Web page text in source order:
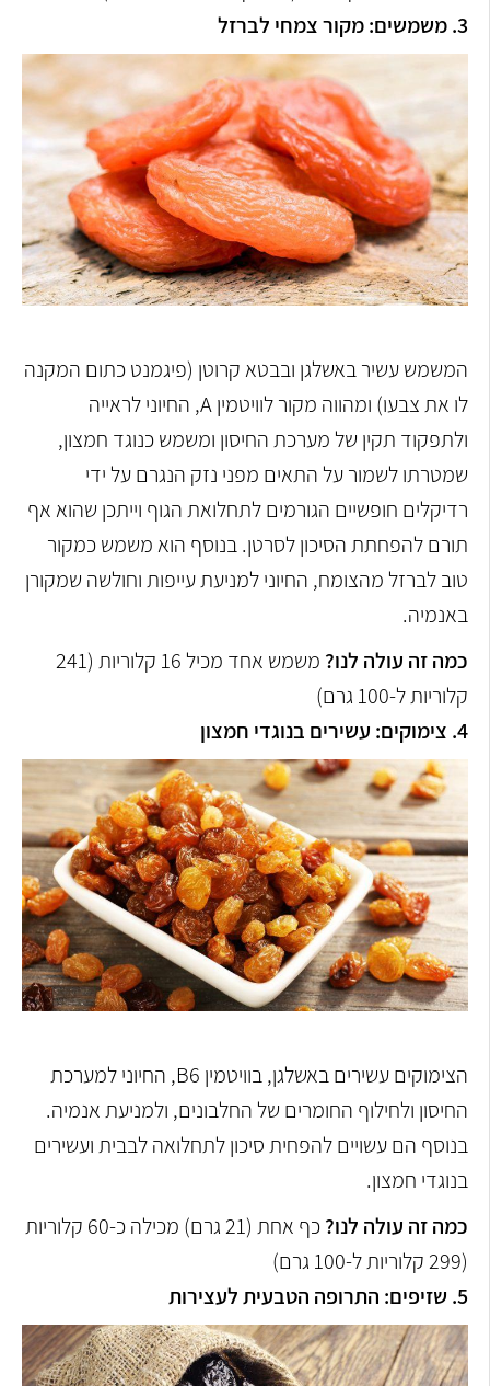
3. משמשים: מקור צמחי לברזל
המשמש עשיר באשלגן ובבטא קרוטן (פיגמנט כתום המקנה
לו את צבעו) ומהווה מקור לוויטמין A, החיוני לראייה
ולתפקוד תקין של מערכת החיסון ומשמש כנוגד חמצון,
שמטרתו לשמור על התאים מפני נזק הנגרם על ידי
רדיקלים חופשיים הגורמים לתחלואת הגוף וייתכן שהוא אף
תורם להפחתת הסיכון לסרטן. בנוסף הוא משמש כמקור
טוב לברזל מהצומח, החיוני למניעת עייפות וחולשה שמקורן
באנמיה.
כמה זה עולה לנו?
משמש אחד מכיל 16 קלוריות (241
קלוריות ל-100 גרם)
4. צימוקים: עשירים בנוגדי חמצון
הצימוקים עשירים באשלגן, בוויטמין B6, החיוני למערכת
החיסון ולחילוף החומרים של החלבונים, ולמניעת אנמיה.
בנוסף הם עשויים להפחית סיכון לתחלואה לבבית ועשירים
בנוגדי חמצון.
כמה זה עולה לנו?
כף אחת (21 גרם) מכילה כ-60 קלוריות
(299 קלוריות ל-100 גרם)
5. שזיפים: התרופה הטבעית לעצירות